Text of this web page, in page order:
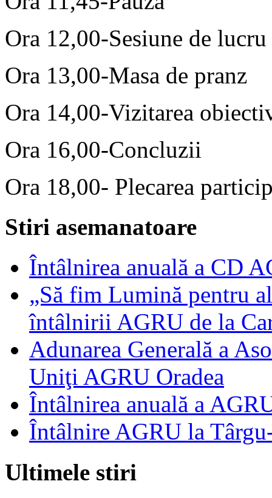
Ora 12,00-Sesiune de
Ora 13,00-Masa de pranz
Ora 14,00-Vizitarea
Ora 16,00-Concluzii
Ora 18,00- Plecarea
Stiri asemanatoare
Întâlnirea anuală a CD
„Să fim Lumină pentru
întâlnirii AGRU de la
Adunarea Generală a
Uniţi AGRU Oradea
Întâlnirea anuală a
Întâlnire AGRU la
Ultimele stiri